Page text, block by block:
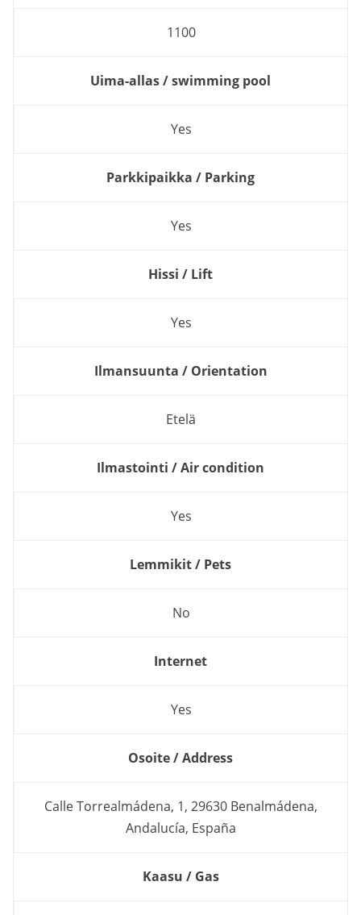
1100
Uima-allas / swimming pool
Yes
Parkkipaikka / Parking
Yes
Hissi / Lift
Yes
Ilmansuunta / Orientation
Etelä
Ilmastointi / Air condition
Yes
Lemmikit / Pets
No
Internet
Yes
Osoite / Address
Calle Torrealmádena, 1, 29630 Benalmádena,
Andalucía, España
Kaasu / Gas